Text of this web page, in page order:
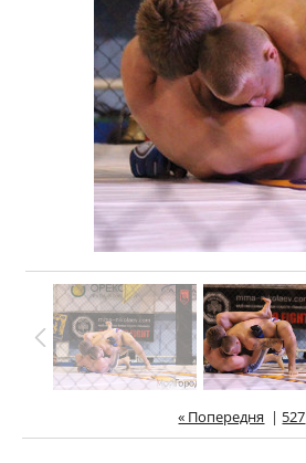
« Попередня | 527